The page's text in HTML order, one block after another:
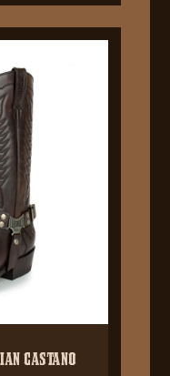
castano